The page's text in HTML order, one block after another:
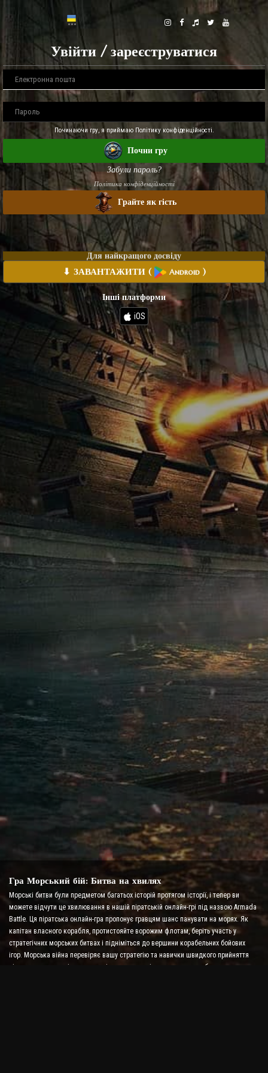
Увійти / зареєструватися
Починаючи гру, я приймаю Політику конфіденційності.
Почни гру
Забули пароль?
Політика конфіденційності
Грайте як гість
Для найкращого досвіду
⬇ ЗАВАНТАЖИТИ ( Android)
Інші платформи
iOS
Гра Морський бій: Битва на хвилях
Морські битви були предметом багатьох історій протягом історії, і тепер ви
можете відчути це хвилювання в нашій піратській онлайн-грі під назвою Armada
Battle. Ця піратська онлайн-гра пропонує гравцям шанс панувати на морях. Як
капітан власного корабля, протистояйте ворожим флотам, беріть участь у
стратегічних морських битвах і підніміться до вершини корабельних бойових
ігор. Морська війна перевіряє вашу стратегію та навички швидкого прийняття
рішень, водночас підвищуючи рівень адреналіну за допомогою бою в реальному